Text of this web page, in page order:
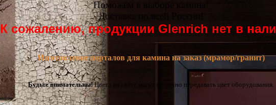
Поможем в выборе камина!
Доставка по всей России!
К сожалению, продукции Glenrich нет в
Изготовление порталов для камина на заказ (мрамор/гранит)
Будьте внимательны!Цвета на сайте могут не точно передавать цвет оборудования.